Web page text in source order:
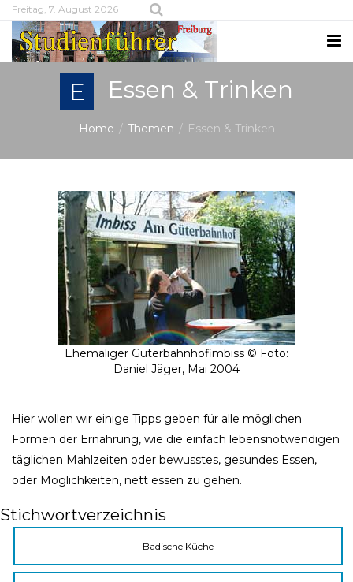
Freitag, 7. August 2026
E Essen & Trinken
Home Themen Essen & Trinken
Ehemaliger Güterbahnhofimbiss © Foto:
Daniel Jäger, Mai 2004
Hier wollen wir einige Tipps geben für alle möglichen
Formen der Ernährung, wie die einfach lebensnotwendigen
täglichen Mahlzeiten oder bewusstes, gesundes Essen,
oder Möglichkeiten, nett essen zu gehen.
Stichwortverzeichnis
Badische Küche